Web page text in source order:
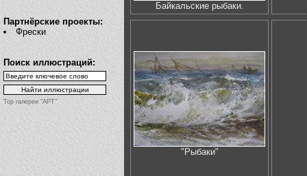
Партнёрские проекты:
Фрески
Поиск иллюстраций:
Top галереи "АРТ"
Байкальские рыбаки.
"Рыбаки"